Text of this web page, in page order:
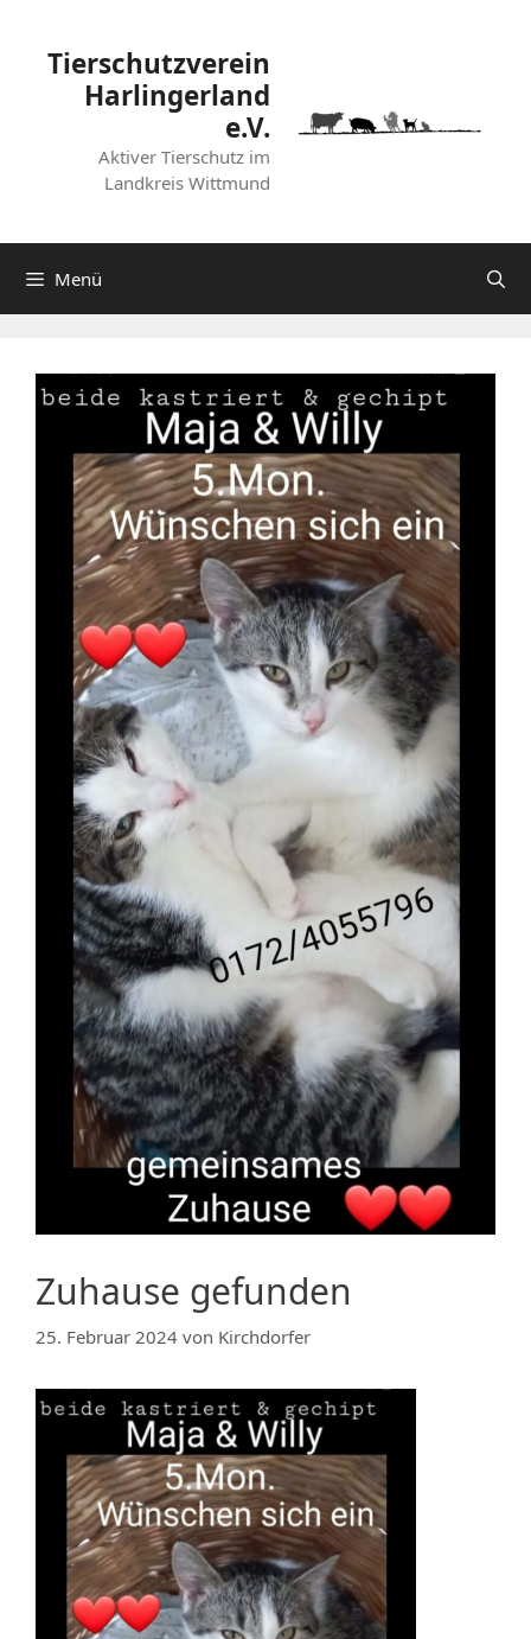
springenTierschutzverein
Harlingerland
e.V.
Aktiver Tierschutz im
Landkreis Wittmund
Menü
Zuhause gefunden
25. Februar 2024 von Kirchdorfer